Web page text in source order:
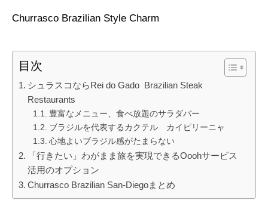
Churrasco Brazilian Style Charm
目次
シュラスコならRei do Gado Brazilian Steak
Restaurants
豊富なメニュー、食べ放題のサラダバー
ブラジルを代表するカクテル カイピリーニャ
心地よいブラジル感がたまらない
「行きたい」わがまま旅を実現できるOoohサービス
活用のオプション
Churrasco Brazilian San-Diegoまとめ